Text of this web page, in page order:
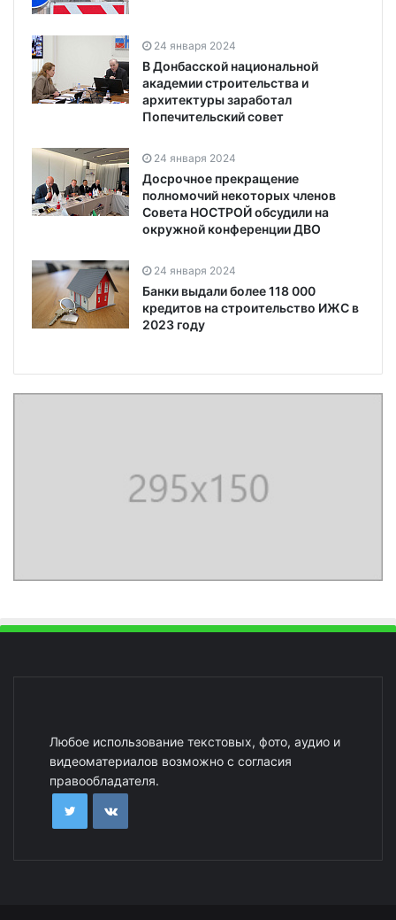
24 января 2024
В Донбасской национальной
академии строительства и
архитектуры заработал
Попечительский совет
24 января 2024
Досрочное прекращение
полномочий некоторых членов
Совета НОСТРОЙ обсудили на
окружной конференции ДВО
24 января 2024
Банки выдали более 118 000
кредитов на строительство ИЖС в
2023 году
Любое использование текстовых, фото, аудио и
видеоматериалов возможно с согласия
правообладателя.